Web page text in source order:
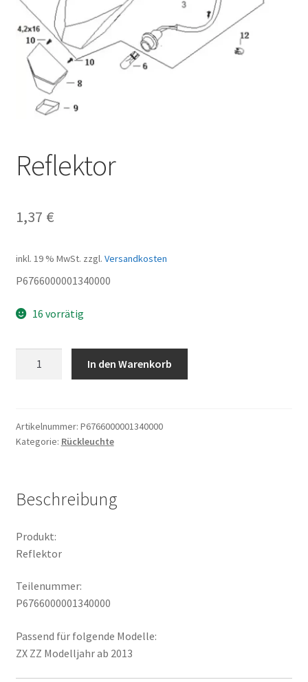
Reflektor
1,37 €
inkl. 19 % MwSt. zzgl. Versandkosten
P6766000001340000
16 vorrätig
In den Warenkorb
Artikelnummer: P6766000001340000
Kategorie: Rückleuchte
Beschreibung
Produkt:
Reflektor
Teilenummer:
P6766000001340000
Passend für folgende Modelle:
ZX ZZ Modelljahr ab 2013